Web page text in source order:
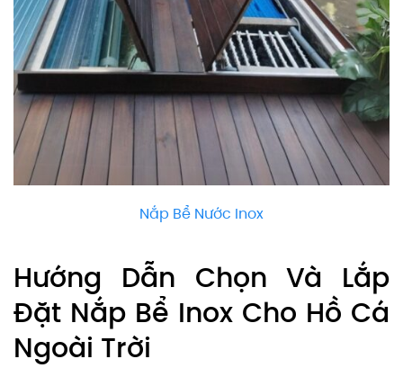
Nắp Bể Nước Inox
Hướng Dẫn Chọn Và Lắp
Đặt Nắp Bể Inox Cho Hồ Cá
Ngoài Trời